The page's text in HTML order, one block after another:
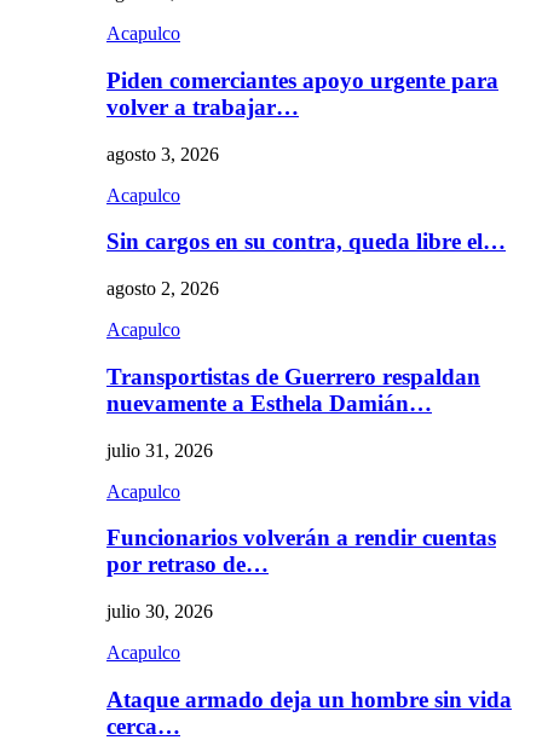
Acapulco
Piden comerciantes apoyo urgente para
volver a trabajar…
agosto 3, 2026
Acapulco
Sin cargos en su contra, queda libre el…
agosto 2, 2026
Acapulco
Transportistas de Guerrero respaldan
nuevamente a Esthela Damián…
julio 31, 2026
Acapulco
Funcionarios volverán a rendir cuentas
por retraso de…
julio 30, 2026
Acapulco
Ataque armado deja un hombre sin vida
cerca…